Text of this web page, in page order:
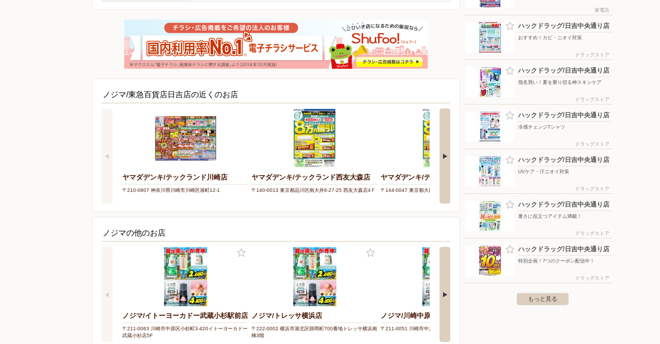
ノジマ/東急百貨店日吉店の近くのお店
ヤマダデンキ/テックランド川崎店
〒210-0807 神奈川県川崎市川崎区港町12-1
ヤマダデンキ/テックランド西友大森店
〒140-0013 東京都品川区南大井6-27-25 西友大森店4Ｆ
ヤマダデンキ/テックランド大田糀谷店
〒144-0047 東京都大田区萩中2-12-5
〒211-0041 神奈川県川崎市中原区下小田中1-28-1 マル
ノジマの他のお店
ノジマ/イトーヨーカドー武蔵小杉駅前店
〒211-0063 川崎市中原区小杉町3-420イトーヨーカドー
武蔵小杉店5F
ノジマ/トレッサ横浜店
〒222-0002 横浜市港北区師岡町700番地トレッサ横浜南
棟3階
ノジマ/川崎中原店
〒211-0051 川崎市中原区宮内2-25-18
家電店
ハックドラッグ/日吉中央通り店
おすすめ！カビ・ニオイ対策
ドラッグストア
ハックドラッグ/日吉中央通り店
指名買い！夏を乗り切る神スキンケア
ドラッグストア
ハックドラッグ/日吉中央通り店
冷感チェンジTシャツ
ドラッグストア
ハックドラッグ/日吉中央通り店
UVケア・汗ニオイ対策
ドラッグストア
ハックドラッグ/日吉中央通り店
暑さに役立つアイテム満載！
ドラッグストア
ハックドラッグ/日吉中央通り店
特別企画！7つのクーポン配信中！
ドラッグストア
もっと見る